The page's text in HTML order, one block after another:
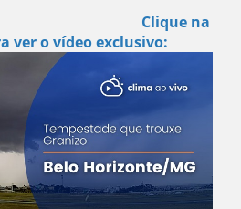
Clique na
ver o vídeo exclusivo: